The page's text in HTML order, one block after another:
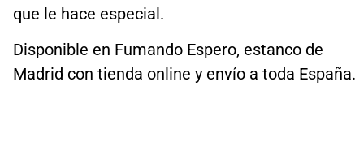
que le hace especial.
Disponible en Fumando Espero, estanco de
Madrid con tienda online y envío a toda España.